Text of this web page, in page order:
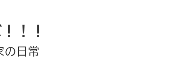
！！
の日常